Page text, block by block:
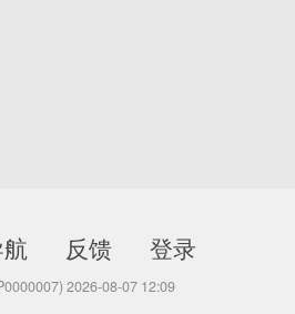
反馈 登录
2026-08-07 12:09